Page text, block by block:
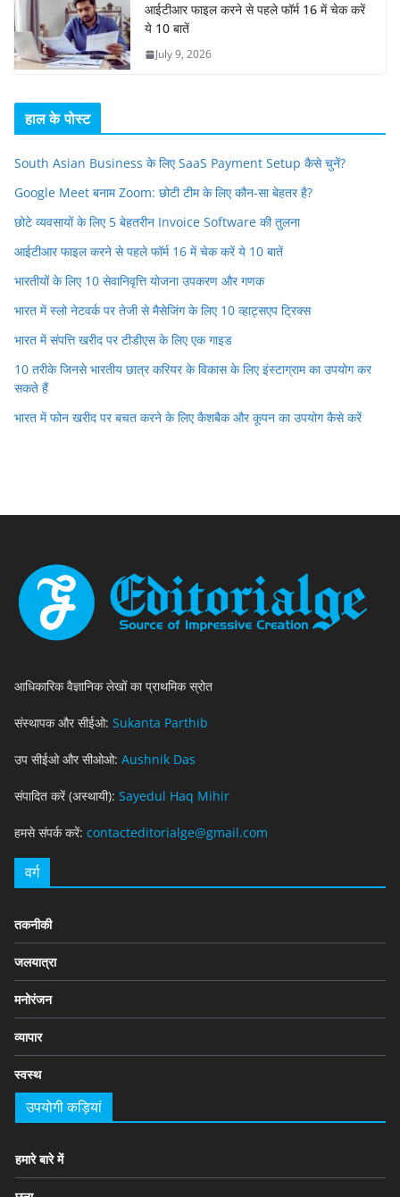
आईटीआर फाइल करने से पहले फॉर्म 16 में चेक करें
ये 10 बातें
July 9, 2026
हाल के पोस्ट
South Asian Business के लिए SaaS Payment Setup कैसे चुनें?
Google Meet बनाम Zoom: छोटी टीम के लिए कौन-सा बेहतर है?
छोटे व्यवसायों के लिए 5 बेहतरीन Invoice Software की तुलना
आईटीआर फाइल करने से पहले फॉर्म 16 में चेक करें ये 10 बातें
भारतीयों के लिए 10 सेवानिवृत्ति योजना उपकरण और गणक
भारत में स्लो नेटवर्क पर तेजी से मैसेजिंग के लिए 10 व्हाट्सएप ट्रिक्स
भारत में संपत्ति खरीद पर टीडीएस के लिए एक गाइड
10 तरीके जिनसे भारतीय छात्र करियर के विकास के लिए इंस्टाग्राम का उपयोग कर
सकते हैं
भारत में फोन खरीद पर बचत करने के लिए कैशबैक और कूपन का उपयोग कैसे करें
आधिकारिक वैज्ञानिक लेखों का प्राथमिक स्रोत
संस्थापक और सीईओ: Sukanta Parthib
उप सीईओ और सीओओ: Aushnik Das
संपादित करें (अस्थायी): Sayedul Haq Mihir
हमसे संपर्क करें: contacteditorialge@gmail.com
वर्ग
तकनीकी
जलयात्रा
मनोरंजन
व्यापार
स्वस्थ
उपयोगी कड़ियां
हमारे बारे में